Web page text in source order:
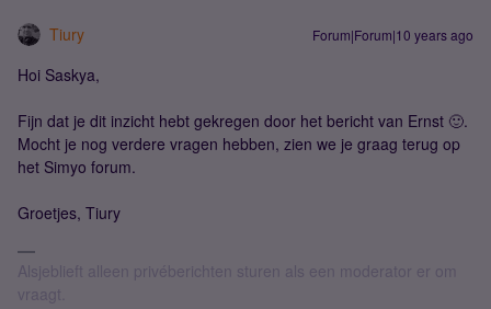
Tiury Forum|Forum|10 years ago
Hoi Saskya,
Fijn dat je dit inzicht hebt gekregen door het bericht van Ernst 🙂.
Mocht je nog verdere vragen hebben, zien we je graag terug op
het Simyo forum.
Groetjes, Tiury
Alsjeblieft alleen privéberichten sturen als een moderator er om
vraagt.